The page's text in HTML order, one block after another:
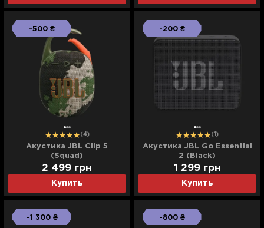
-500 ₴
(4)
Акустика JBL Clip 5
(Squad)
Купить
2 499 грн
-200 ₴
(1)
Акустика JBL Go Essential
2 (Black)
(JBLGOES2BLKEU)
Купить
1 299 грн
-1 300 ₴ -800 ₴